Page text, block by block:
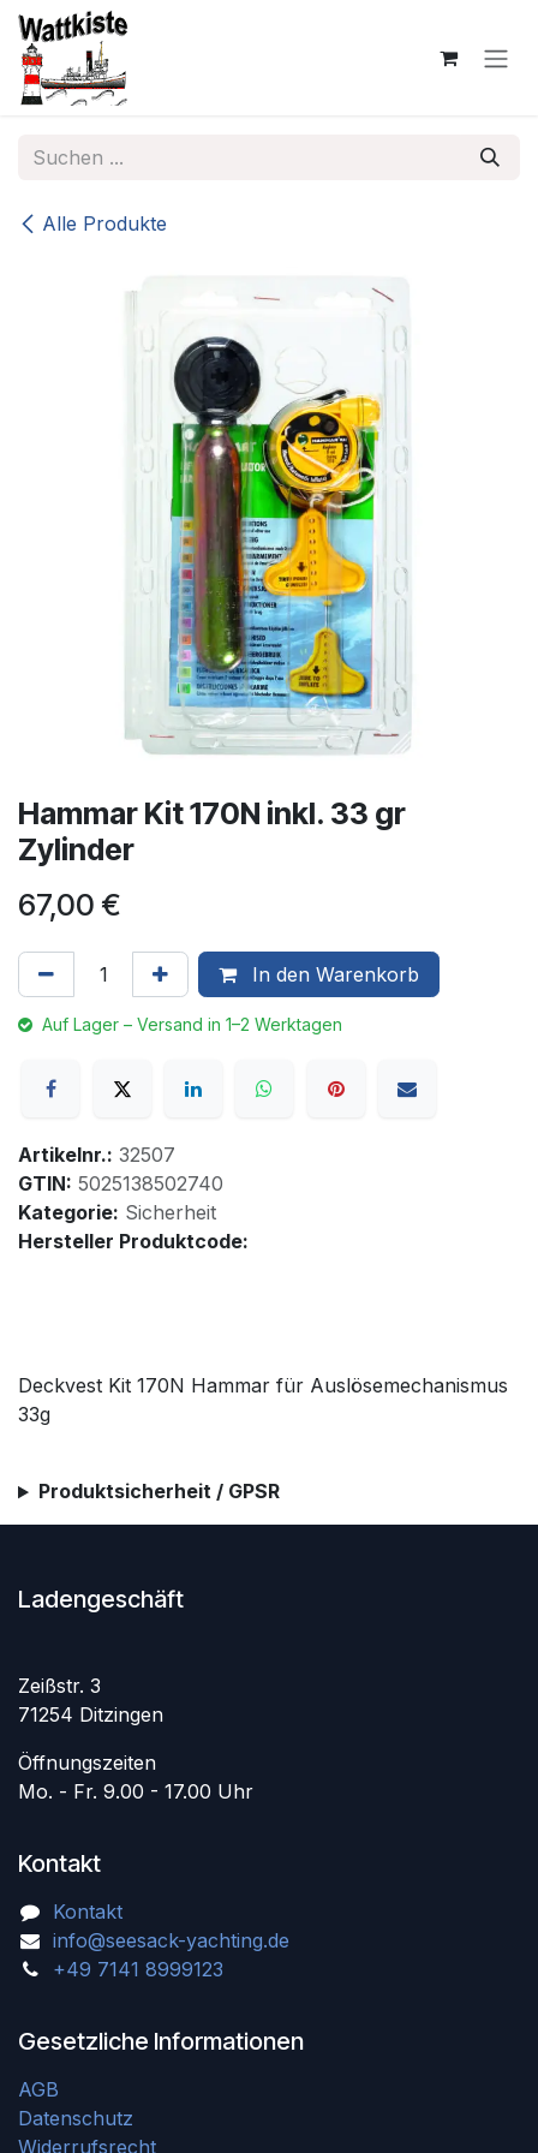
Zum Inhalt springen
Alle Produkte
Hammar Kit 170N inkl. 33 gr
Zylinder
67,00 €
In den Warenkorb
Auf Lager – Versand in 1–2 Werktagen
Artikelnr.: 32507
GTIN: 5025138502740
Kategorie: Sicherheit
Hersteller Produktcode:
Deckvest Kit 170N Hammar für Auslösemechanismus
33g
Produktsicherheit / GPSR
Ladengeschäft
Zeißstr. 3
71254 Ditzingen
Öffnungszeiten
Mo. - Fr. 9.00 - 17.00 Uhr
Kontakt
Kontakt
info@seesack-yachting.de
+49 7141 8999123
Gesetzliche Informationen
AGB
Datenschutz
Widerrufsrecht